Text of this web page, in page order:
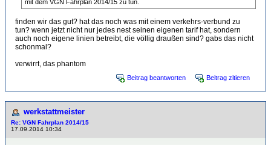
mit dem VGN Fahrplan 2014/15 zu tun.
finden wir das gut? hat das noch was mit einem verkehrs-verbund zu
tun? wenn jetzt nicht nur jedes nest seinen eigenen tarif hat, sondern
auch noch eigene linien betreibt, die völlig draußen sind? gabs das nicht
schonmal?
verwirrt, das phantom
Beitrag beantworten Beitrag zitieren
werkstattmeister
Re: VGN Fahrplan 2014/15
17.09.2014 10:34